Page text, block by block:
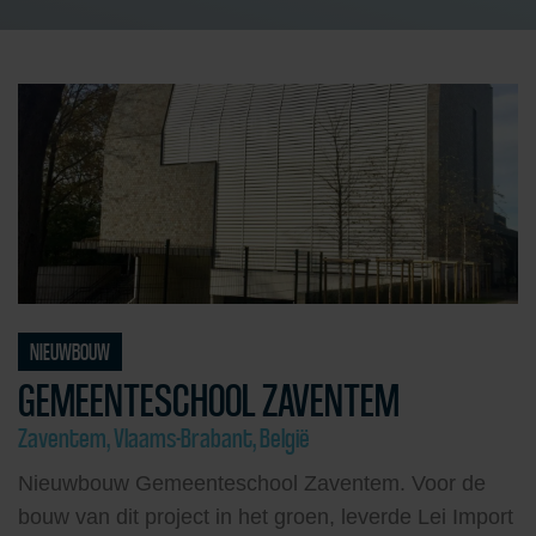
NIEUWBOUW
GEMEENTESCHOOL ZAVENTEM
Zaventem, Vlaams-Brabant, België
Nieuwbouw Gemeenteschool Zaventem. Voor de
bouw van dit project in het groen, leverde Lei Import